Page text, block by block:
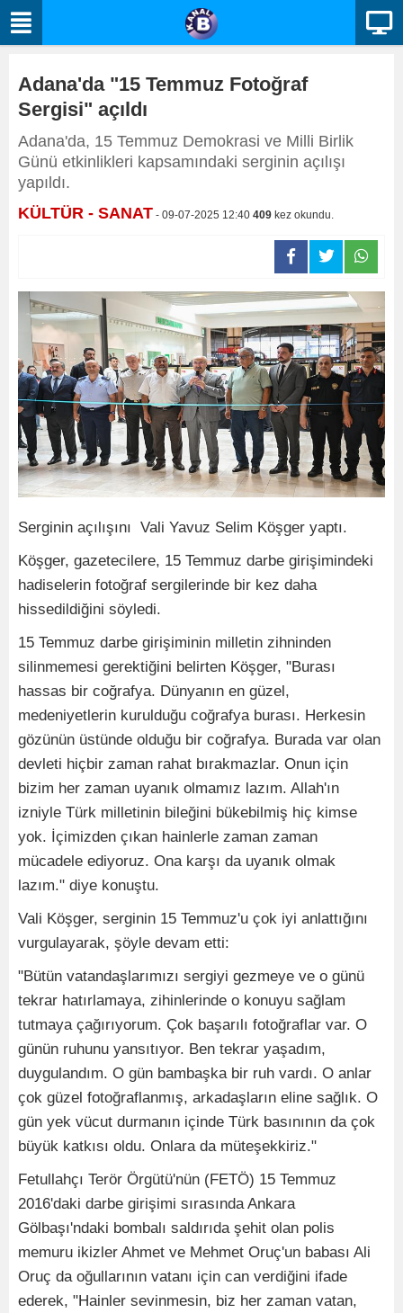
Adana'da "15 Temmuz Fotoğraf
Sergisi" açıldı
Adana'da, 15 Temmuz Demokrasi ve Milli Birlik
Günü etkinlikleri kapsamındaki serginin açılışı
yapıldı.
KÜLTÜR - SANAT - 09-07-2025 12:40 409 kez okundu.
Serginin açılışını Vali Yavuz Selim Köşger yaptı.
Köşger, gazetecilere, 15 Temmuz darbe girişimindeki
hadiselerin fotoğraf sergilerinde bir kez daha
hissedildiğini söyledi.
15 Temmuz darbe girişiminin milletin zihninden
silinmemesi gerektiğini belirten Köşger, "Burası
hassas bir coğrafya. Dünyanın en güzel,
medeniyetlerin kurulduğu coğrafya burası. Herkesin
gözünün üstünde olduğu bir coğrafya. Burada var olan
devleti hiçbir zaman rahat bırakmazlar. Onun için
bizim her zaman uyanık olmamız lazım. Allah'ın
izniyle Türk milletinin bileğini bükebilmiş hiç kimse
yok. İçimizden çıkan hainlerle zaman zaman
mücadele ediyoruz. Ona karşı da uyanık olmak
lazım." diye konuştu.
Vali Köşger, serginin 15 Temmuz'u çok iyi anlattığını
vurgulayarak, şöyle devam etti:
"Bütün vatandaşlarımızı sergiyi gezmeye ve o günü
tekrar hatırlamaya, zihinlerinde o konuyu sağlam
tutmaya çağırıyorum. Çok başarılı fotoğraflar var. O
günün ruhunu yansıtıyor. Ben tekrar yaşadım,
duygulandım. O gün bambaşka bir ruh vardı. O anlar
çok güzel fotoğraflanmış, arkadaşların eline sağlık. O
gün yek vücut durmanın içinde Türk basınının da çok
büyük katkısı oldu. Onlara da müteşekkiriz."
Fetullahçı Terör Örgütü'nün (FETÖ) 15 Temmuz
2016'daki darbe girişimi sırasında Ankara
Gölbaşı'ndaki bombalı saldırıda şehit olan polis
memuru ikizler Ahmet ve Mehmet Oruç'un babası Ali
Oruç da oğullarının vatanı için can verdiğini ifade
ederek, "Hainler sevinmesin, biz her zaman vatan,